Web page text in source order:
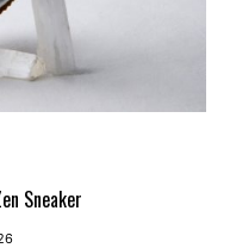
Sneaker